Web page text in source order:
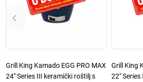
Grill King Kamado EGG PRO MAX
24" Series III keramički roštilj s
Grill King
22"